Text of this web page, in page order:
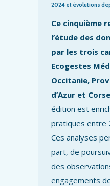
2024 et évolutions
Ce cinquième
l’étude des
par les trois
Ecogestes
Occitanie,
d’Azur et
édition est
pratiques entre
Ces analyses
part, de
des
engagements